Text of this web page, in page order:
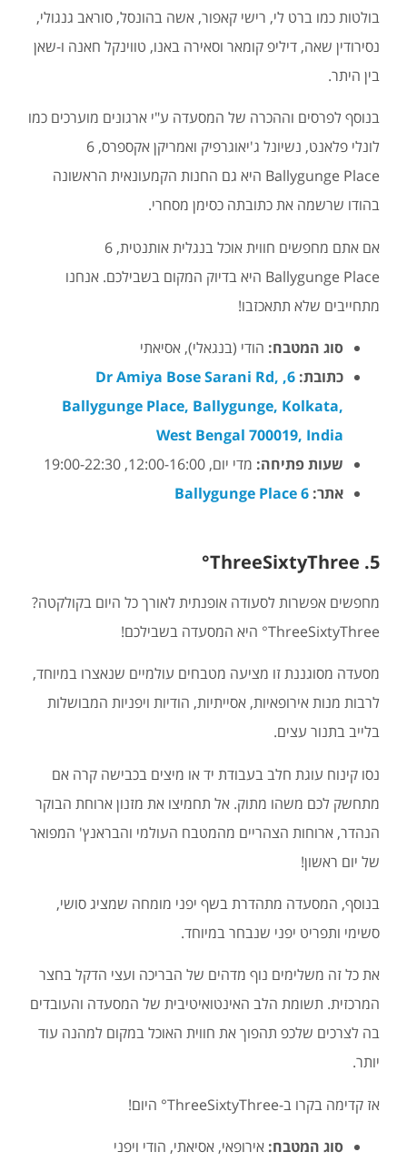
בולטות כמו ברט לי, רישי קאפור, אשה בהונסל, סוראב גנגולי,
נסירודין שאה, דיליפ קומאר וסאירה באנו, טווינקל חאנה ו-שאן
בין היתר.
בנוסף לפרסים וההכרה של המסעדה ע"י ארגונים מוערכים כמו
לונלי פלאנט, נשיונל ג'יאוגרפיק ואמריקן אקספרס, 6
Ballygunge Place היא גם החנות הקמעונאית הראשונה
בהודו שרשמה את כתובתה כסימן מסחרי.
אם אתם מחפשים חווית אוכל בנגלית אותנטית, 6
Ballygunge Place היא בדיוק המקום בשבילכם. אנחנו
מתחייבים שלא תתאכזבו!
סוג המטבח: הודי (בנגאלי), אסיאתי
כתובת:
6, Dr Amiya Bose Sarani Rd,
Ballygunge Place, Ballygunge, Kolkata,
West Bengal 700019, India
שעות פתיחה: מדי יום, 12:00-16:00, 19:00-22:30
אתר: 6 Ballygunge Place
5. ThreeSixtyThree°
מחפשים אפשרות לסעודה אופנתית לאורך כל היום בקולקטה?
ThreeSixtyThree° היא המסעדה בשבילכם!
מסעדה מסוגננת זו מציעה מטבחים עולמיים שנאצרו במיוחד,
לרבות מנות אירופאיות, אסייתיות, הודיות ויפניות המבושלות
בלייב בתנור עצים.
נסו קינוח עוגת חלב בעבודת יד או מיצים בכבישה קרה אם
מתחשק לכם משהו מתוק. אל תחמיצו את מזנון ארוחת הבוקר
הנהדר, ארוחות הצהריים מהמטבח העולמי והבראנץ' המפואר
של יום ראשון!
בנוסף, המסעדה מתהדרת בשף יפני מומחה שמציג סושי,
סשימי ותפריט יפני שנבחר במיוחד.
את כל זה משלימים נוף מדהים של הבריכה ועצי הדקל בחצר
המרכזית. תשומת הלב האינטואיטיבית של המסעדה והעובדים
בה לצרכים שלכפ תהפוך את חווית האוכל במקום למהנה עוד
יותר.
אז קדימה בקרו ב-ThreeSixtyThree° היום!
סוג המטבח: אירופאי, אסיאתי, הודי ויפני